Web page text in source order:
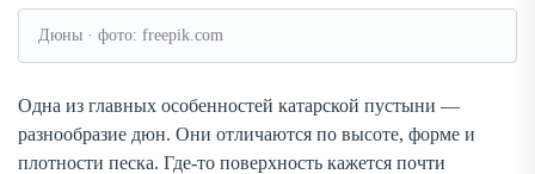
Дюны · фото: freepik.com
Одна из главных особенностей катарской пустыни —
разнообразие дюн. Они отличаются по высоте, форме и
плотности песка. Где-то поверхность кажется почти